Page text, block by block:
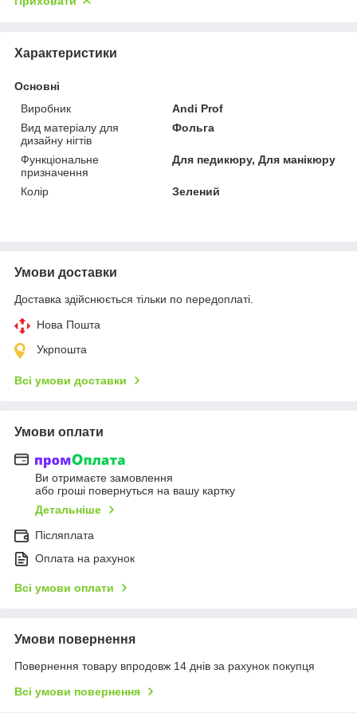
Характеристики
Основні
Виробник
Andi Prof
Вид матеріалу для
дизайну нігтів
Фольга
Функціональне
призначення
Для педикюру, Для манікюру
Колір Зелений
Умови доставки
Доставка здійснюється тільки по передоплаті.
Нова Пошта
Укрпошта
Всі умови доставки
Умови оплати
Ви отримаєте замовлення
або гроші повернуться на вашу картку
Детальніше
Післяплата
Оплата на рахунок
Всі умови оплати
Умови повернення
Повернення товару впродовж 14 днів за рахунок покупця
Всі умови повернення